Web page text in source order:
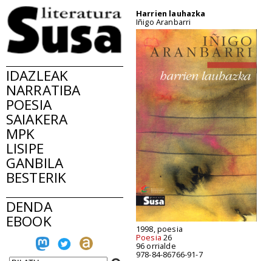
IDAZLEAK
NARRATIBA
POESIA
SAIAKERA
MPK
LISIPE
GANBILA
BESTERIK
DENDA
EBOOK
Harrien lauhazka
Iñigo Aranbarri
1998, poesia
Poesia 26
96 orrialde
978-84-86766-91-7